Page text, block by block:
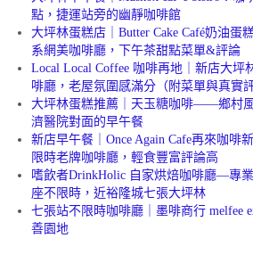
點，捷運站旁的幽靜咖啡館
大坪林蛋糕店｜Butter Cake Café奶油蛋
系網美咖啡廳，下午茶甜點菜單&評論
Local Local Coffee 咖啡再地｜新店大坪
啡廳，老屋氛圍感滿分（附菜單與真實評
大坪林蛋糕推薦｜天玉糖咖啡——鄉村
濟醫院對面的早午餐
新店早午餐｜Once Again Cafe再來咖
限時老牌咖啡廳，輕食豐富評論高
嗜飲者DrinkHolic 自家烘焙咖啡廳—專
座不限時，近裕隆城七張大坪林
七張站不限時咖啡廳｜墨啡商行 melfee
善園地